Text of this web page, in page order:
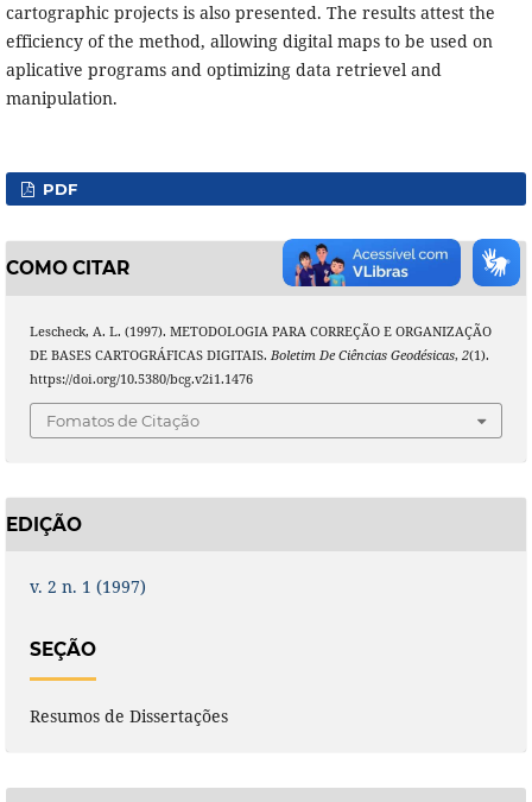
cartographic projects is also presented. The results attest the
efficiency of the method, allowing digital maps to be used on
aplicative programs and optimizing data retrievel and
manipulation.
PDF
COMO CITAR
Lescheck, A. L. (1997). METODOLOGIA PARA CORREÇÃO E ORGANIZAÇÃO
DE BASES CARTOGRÁFICAS DIGITAIS. Boletim De Ciências Geodésicas, 2(1).
https://doi.org/10.5380/bcg.v2i1.1476
Fomatos de Citação
EDIÇÃO
v. 2 n. 1 (1997)
SEÇÃO
Resumos de Dissertações